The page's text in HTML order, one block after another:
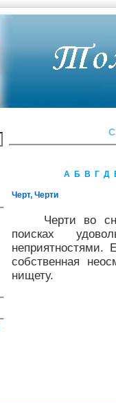
А Б В Г Д
Черт, Черти
Черти во
поисках
неприятностями.
собственная
нищету.